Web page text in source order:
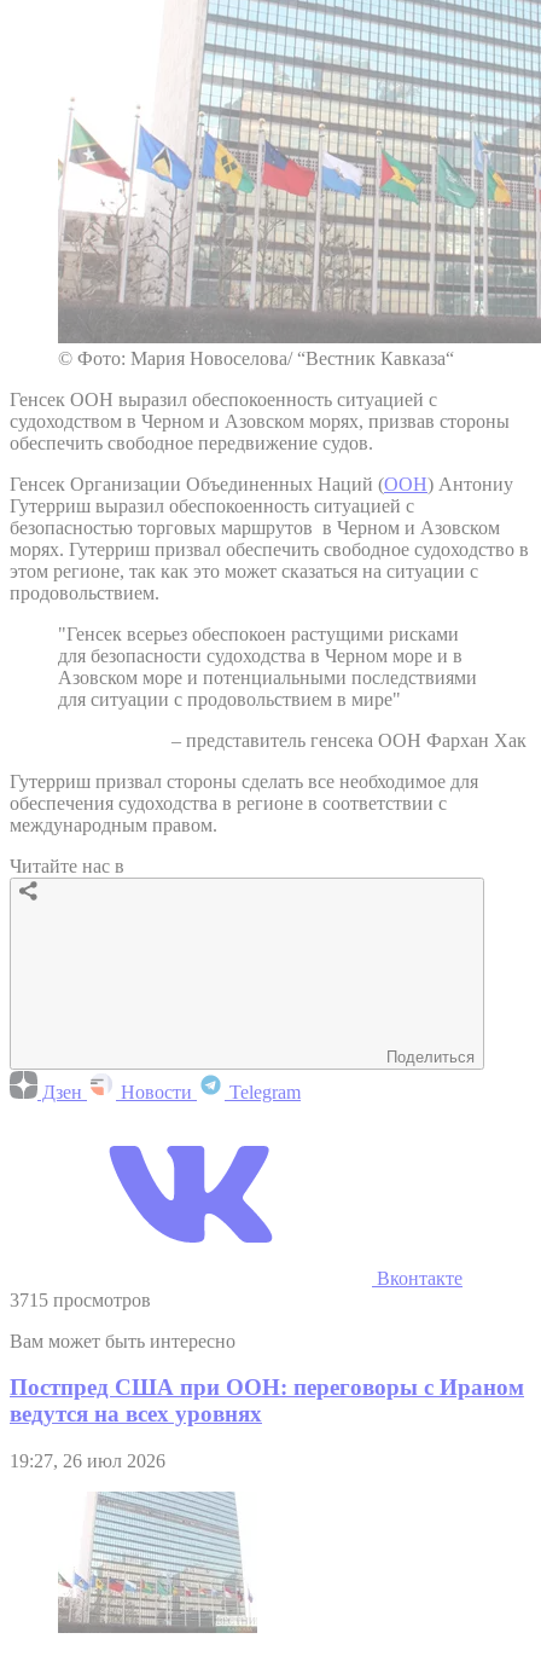
© Фото: Мария Новоселова/ “Вестник Кавказа“
Генсек ООН выразил обеспокоенность ситуацией с
судоходством в Черном и Азовском морях, призвав стороны
обеспечить свободное передвижение судов.
Генсек Организации Объединенных Наций (ООН) Антониу
Гутерриш выразил обеспокоенность ситуацией с
безопасностью торговых маршрутов в Черном и Азовском
морях. Гутерриш призвал обеспечить свободное судоходство в
этом регионе, так как это может сказаться на ситуации с
продовольствием.
"Генсек всерьез обеспокоен растущими рисками
для безопасности судоходства в Черном море и в
Азовском море и потенциальными последствиями
для ситуации с продовольствием в мире"
– представитель генсека ООН Фархан Хак
Гутерриш призвал стороны сделать все необходимое для
обеспечения судоходства в регионе в соответствии с
международным правом.
Читайте нас в
Поделиться
Дзен Новости Telegram
Вконтакте
3715 просмотров
Вам может быть интересно
Постпред США при ООН: переговоры с Ираном
ведутся на всех уровнях
19:27, 26 июл 2026